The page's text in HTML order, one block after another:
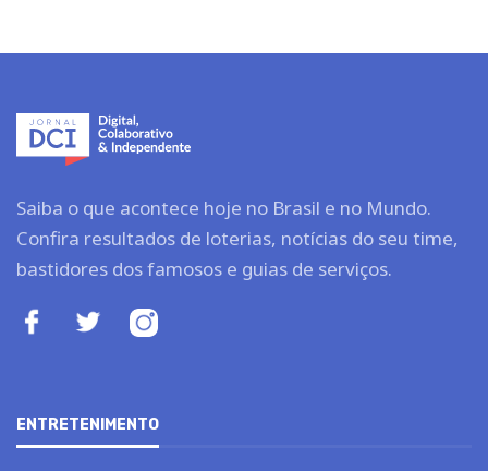
Saiba o que acontece hoje no Brasil e no Mundo.
Confira resultados de loterias, notícias do seu time,
bastidores dos famosos e guias de serviços.
ENTRETENIMENTO